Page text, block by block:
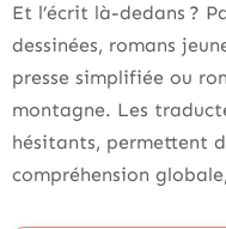
Et l’écrit là-dedans ?
dessinées, romans
presse simplifiée ou
montagne. Les
hésitants, permettent
compréhension